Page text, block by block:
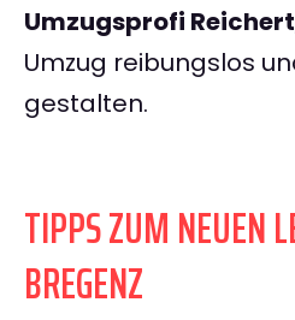
Umzugsprofi Reichert
Umzug reibungslos
gestalten.
TIPPS ZUM NEUEN
BREGENZ